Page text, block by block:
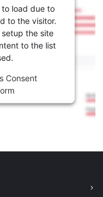
load due to
to the visitor.
the site
to the list
Consent